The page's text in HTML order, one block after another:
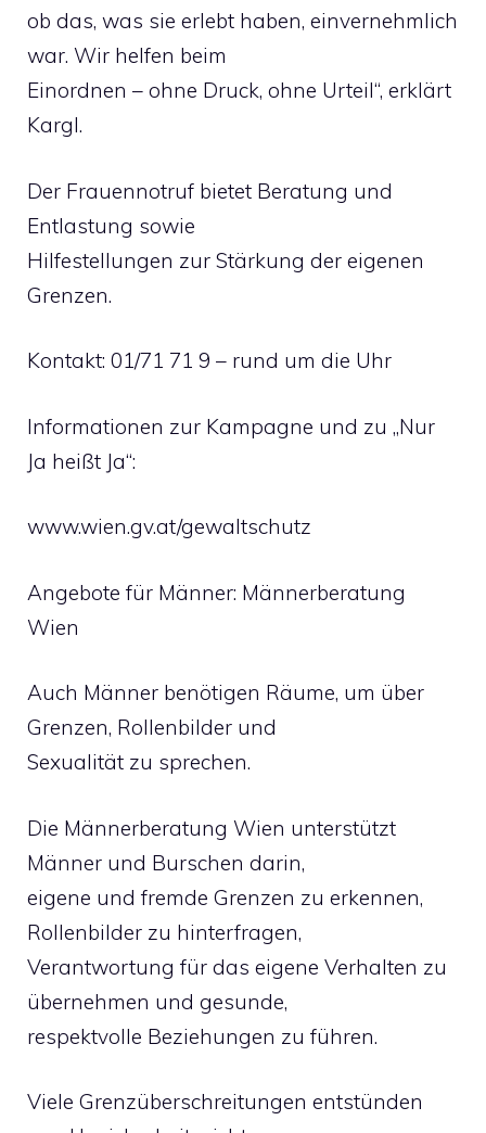
ob das, was sie erlebt haben, einvernehmlich
war. Wir helfen beim
Einordnen – ohne Druck, ohne Urteil“, erklärt
Kargl.
Der Frauennotruf bietet Beratung und
Entlastung sowie
Hilfestellungen zur Stärkung der eigenen
Grenzen.
Kontakt: 01/71 71 9 – rund um die Uhr
Informationen zur Kampagne und zu „Nur
Ja heißt Ja“:
www.wien.gv.at/gewaltschutz
Angebote für Männer: Männerberatung
Wien
Auch Männer benötigen Räume, um über
Grenzen, Rollenbilder und
Sexualität zu sprechen.
Die Männerberatung Wien unterstützt
Männer und Burschen darin,
eigene und fremde Grenzen zu erkennen,
Rollenbilder zu hinterfragen,
Verantwortung für das eigene Verhalten zu
übernehmen und gesunde,
respektvolle Beziehungen zu führen.
Viele Grenzüberschreitungen entstünden